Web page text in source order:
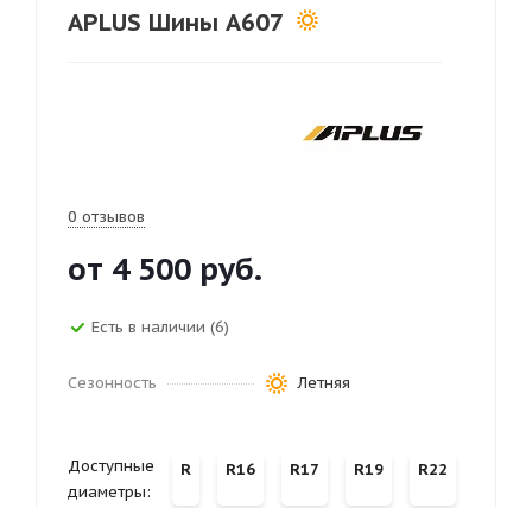
APLUS Шины A607
0 отзывов
от 4 500 руб.
Есть в наличии (6)
Сезонность Летняя
Доступные
диаметры:
R R16 R17 R19 R22